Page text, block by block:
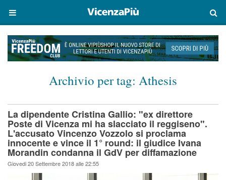
Archivio per tag: Athesis
La dipendente Cristina Gallio: "ex direttore
Poste di Vicenza mi ha slacciato il reggiseno".
L'accusato Vincenzo Vozzolo si proclama
innocente e vince il 1° round: il giudice Ivana
Morandin condanna il GdV per diffamazione
Giovedi 20 Settembre 2018 alle 22:55